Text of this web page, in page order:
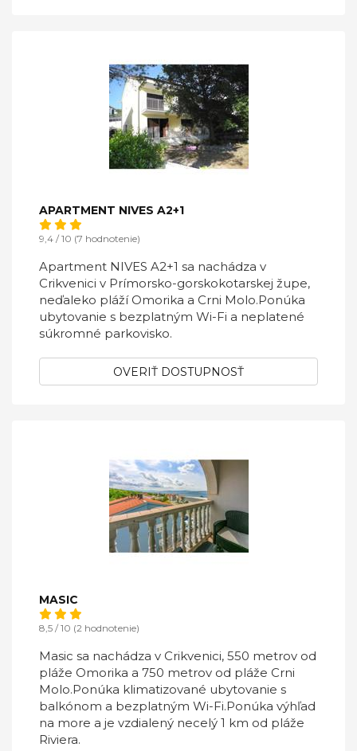
APARTMENT NIVES A2+1
9,4 / 10 (7 hodnotenie)
Apartment NIVES A2+1 sa nachádza v
Crikvenici v Prímorsko-gorskokotarskej župe,
neďaleko pláží Omorika a Crni Molo.Ponúka
ubytovanie s bezplatným Wi-Fi a neplatené
súkromné ​​parkovisko.
OVERIŤ DOSTUPNOSŤ
MASIC
8,5 / 10 (2 hodnotenie)
Masic sa nachádza v Crikvenici, 550 metrov od
pláže Omorika a 750 metrov od pláže Crni
Molo.Ponúka klimatizované ubytovanie s
balkónom a bezplatným Wi-Fi.Ponúka výhľad
na more a je vzdialený necelý 1 km od pláže
Riviera.